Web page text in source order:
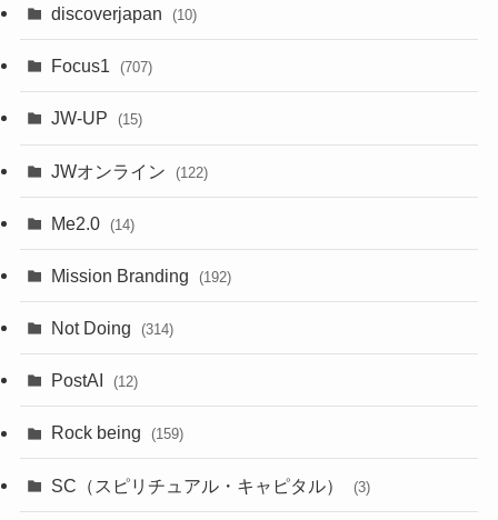
discoverjapan (10)
Focus1 (707)
JW-UP (15)
JWオンライン (122)
Me2.0 (14)
Mission Branding (192)
Not Doing (314)
PostAI (12)
Rock being (159)
SC（スピリチュアル・キャピタル） (3)